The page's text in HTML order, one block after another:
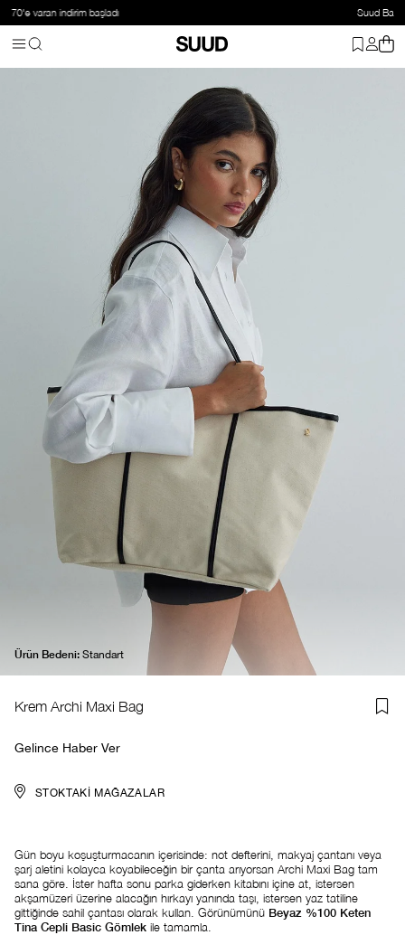
Kanvas&Bez Çanta
Ürün Bedeni: Standart
Krem Archi Maxi Bag
Gelince Haber Ver
STOKTAKI MAĞAZALAR
Gün boyu koşuşturmacanın içerisinde: not defterini, makyaj çantanı veya
şarj aletini kolayca koyabileceğin bir çanta arıyorsan Archi Maxi Bag tam
sana göre. İster hafta sonu parka giderken kitabını içine at, istersen
akşamüzeri üzerine alacağın hırkayı yanında taşı, istersen yaz tatiline
gittiğinde sahil çantası olarak kullan. Görünümünü Beyaz %100 Keten
Tina Cepli Basic Gömlek ile tamamla.